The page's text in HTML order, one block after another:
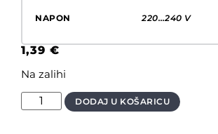
NAPON 220…240 V
1,39 €
Na zalihi
DODAJ U KOŠARICU